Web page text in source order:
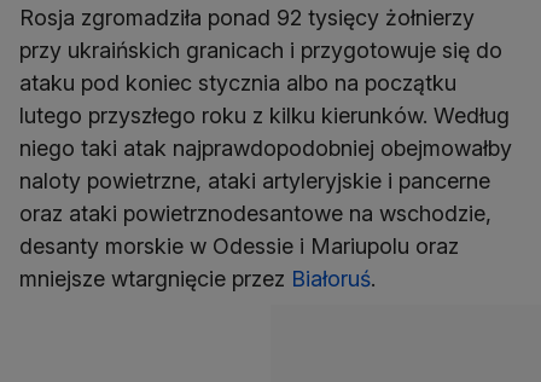
Rosja zgromadziła ponad 92 tysięcy żołnierzy
przy ukraińskich granicach i przygotowuje się do
ataku pod koniec stycznia albo na początku
lutego przyszłego roku z kilku kierunków. Według
niego taki atak najprawdopodobniej obejmowałby
naloty powietrzne, ataki artyleryjskie i pancerne
oraz ataki powietrznodesantowe na wschodzie,
desanty morskie w Odessie i Mariupolu oraz
mniejsze wtargnięcie przez Białoruś.